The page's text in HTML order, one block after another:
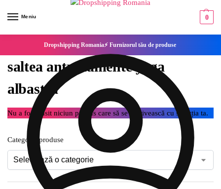
Meniu 0
Dropshipping Romania⚡ Furnizorul tău de produse
saltea antrenamente yoga
albastra
Nu a fost găsit niciun produs care să se potrivească cu selecția ta.
Categorie produse